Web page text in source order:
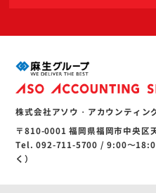
株式会社アソウ・アカウンティン
〒810-0001 福岡県福岡市中央区
Tel. 092-711-5700 / 9:00〜
く）